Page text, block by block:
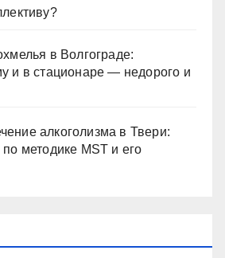
в Волгограде:
и в стационаре — недорого и
алкоголизма в Твери:
методике MST и его